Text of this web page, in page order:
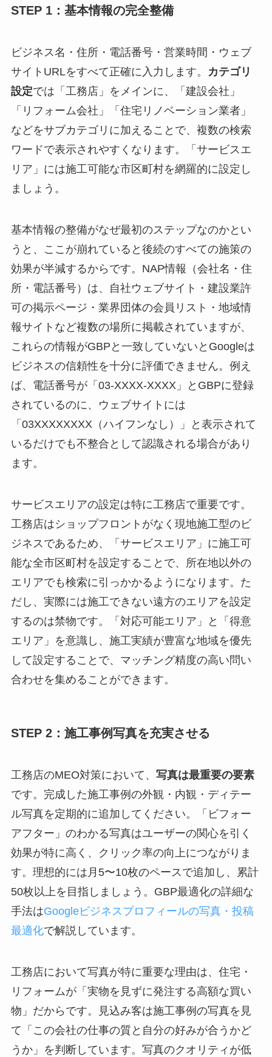
STEP 1：基本情報の完全整備
ビジネス名・住所・電話番号・営業時間・ウェブ
サイトURLをすべて正確に入力します。
カテゴリ
設定では「工務店」をメインに、「建設会社」
「リフォーム会社」「住宅リノベーション業者」
などをサブカテゴリに加えることで、複数の検索
ワードで表示されやすくなります。「サービスエ
リア」には施工可能な市区町村を網羅的に設定し
ましょう。
基本情報の整備がなぜ最初のステップなのかとい
うと、ここが崩れていると後続のすべての施策の
効果が半減するからです。NAP情報（会社名・住
所・電話番号）は、自社ウェブサイト・建設業許
可の掲示ページ・業界団体の会員リスト・地域情
報サイトなど複数の場所に掲載されていますが、
これらの情報がGBPと一致していないとGoogleは
ビジネスの信頼性を十分に評価できません。例え
ば、電話番号が「03-XXXX-XXXX」とGBPに登録
されているのに、ウェブサイトには
「03XXXXXXXX（ハイフンなし）」と表示されて
いるだけでも不整合として認識される場合があり
ます。
サービスエリアの設定は特に工務店で重要です。
工務店はショップフロントがなく現地施工型のビ
ジネスであるため、「サービスエリア」に施工可
能な全市区町村を設定することで、所在地以外の
エリアでも検索に引っかかるようになります。た
だし、実際には施工できない遠方のエリアを設定
するのは禁物です。「対応可能エリア」と「得意
エリア」を意識し、施工実績が豊富な地域を優先
して設定することで、マッチング精度の高い問い
合わせを集めることができます。
STEP 2：施工事例写真を充実させる
工務店のMEO対策において、 写真は最重要の要素
です。完成した施工事例の外観・内観・ディテー
ル写真を定期的に追加してください。「ビフォー
アフター」のわかる写真はユーザーの関心を引く
効果が特に高く、クリック率の向上につながりま
す。理想的には月5〜10枚のペースで追加し、累計
50枚以上を目指しましょう。GBP最適化の詳細な
手法はGoogleビジネスプロフィールの写真・投稿
最適化で解説しています。
工務店において写真が特に重要な理由は、住宅・
リフォームが「実物を見ずに発注する高額な買い
物」だからです。見込み客は施工事例の写真を見
て「この会社の仕事の質と自分の好みが合うかど
うか」を判断しています。写真のクオリティが低